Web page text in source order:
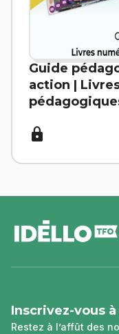
Guide
action |
lock
de
page
Inscrivez-vous
Restez à l’affût des